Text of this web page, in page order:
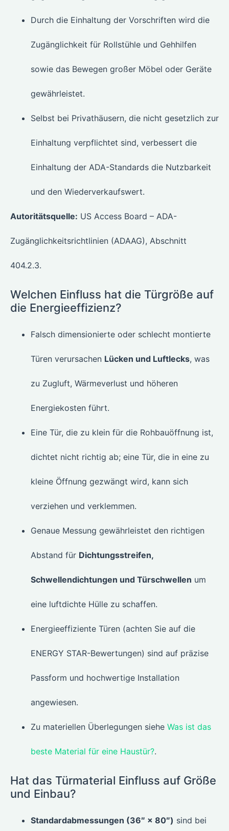
Durch die Einhaltung der Vorschriften wird die
Zugänglichkeit für Rollstühle und Gehhilfen
sowie das Bewegen großer Möbel oder Geräte
gewährleistet.
Selbst bei Privathäusern, die nicht gesetzlich zur
Einhaltung verpflichtet sind, verbessert die
Einhaltung der ADA-Standards die Nutzbarkeit
und den Wiederverkaufswert.
Autoritätsquelle: US Access Board – ADA-
Zugänglichkeitsrichtlinien (ADAAG), Abschnitt
404.2.3.
Welchen Einfluss hat die Türgröße auf
die Energieeffizienz?
Falsch dimensionierte oder schlecht montierte
Türen verursachen Lücken und Luftlecks, was
zu Zugluft, Wärmeverlust und höheren
Energiekosten führt.
Eine Tür, die zu klein für die Rohbauöffnung ist,
dichtet nicht richtig ab; eine Tür, die in eine zu
kleine Öffnung gezwängt wird, kann sich
verziehen und verklemmen.
Genaue Messung gewährleistet den richtigen
Abstand für Dichtungsstreifen,
Schwellendichtungen und Türschwellen um
eine luftdichte Hülle zu schaffen.
Energieeffiziente Türen (achten Sie auf die
ENERGY STAR-Bewertungen) sind auf präzise
Passform und hochwertige Installation
angewiesen.
Zu materiellen Überlegungen siehe Was ist das
beste Material für eine Haustür?.
Hat das Türmaterial Einfluss auf Größe
und Einbau?
Standardabmessungen (36″ × 80″) sind bei